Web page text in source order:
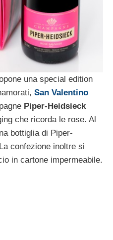
una special edition
San Valentino
Piper-Heidsieck
che ricorda le rose. Al
bottiglia di Piper-
confezione inoltre si
in cartone impermeabile.